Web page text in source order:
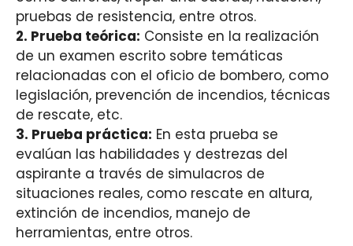
pruebas de resistencia, entre otros.
2. Prueba teórica: Consiste en la realización
de un examen escrito sobre temáticas
relacionadas con el oficio de bombero, como
legislación, prevención de incendios, técnicas
de rescate, etc.
3. Prueba práctica: En esta prueba se
evalúan las habilidades y destrezas del
aspirante a través de simulacros de
situaciones reales, como rescate en altura,
extinción de incendios, manejo de
herramientas, entre otros.